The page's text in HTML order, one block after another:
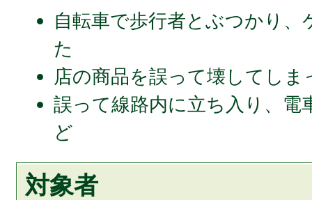
自転車で歩行者とぶつかり
た
店の商品を誤って壊してしま
誤って線路内に立ち入り、
ど
対象者